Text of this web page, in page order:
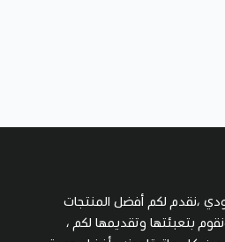
،نقدم لكم أفضل المنتجات
بتعبئتها وتقديمها لكم ،